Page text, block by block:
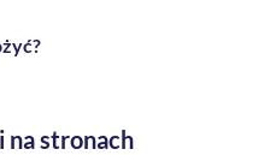
na stronach